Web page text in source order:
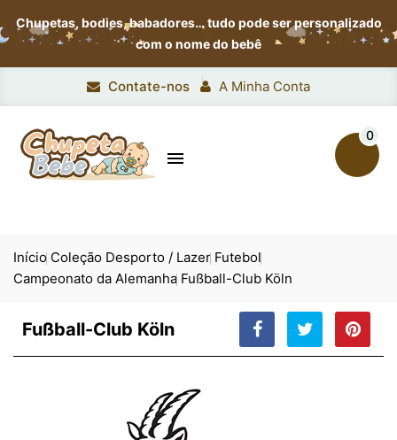
Chupetas, bodies, babadores…tudo pode ser personalizado
com o nome do bebê
Contate-nos A Minha Conta

0
Início Coleção Desporto / Lazer Futebol
Campeonato da Alemanha Fußball-Club Köln
Fußball-Club Köln